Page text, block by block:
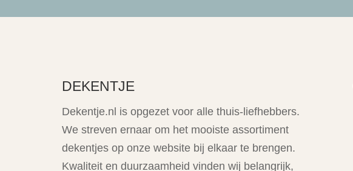
DEKENTJE
Dekentje.nl is opgezet voor alle thuis-liefhebbers.
We streven ernaar om het mooiste assortiment
dekentjes op onze website bij elkaar te brengen.
Kwaliteit en duurzaamheid vinden wij belangrijk,